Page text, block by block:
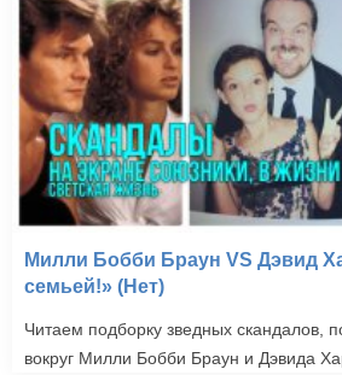
Милли Бобби Браун VS Дэвид
семьей!» (Нет)
Читаем подборку зведных скандалов,
вокруг Милли Бобби Браун и Дэвида